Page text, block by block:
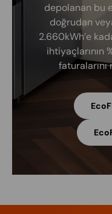
depolanan bu
doğrudan
2.660kWh’e
ihtiyaçlarının
faturalarını